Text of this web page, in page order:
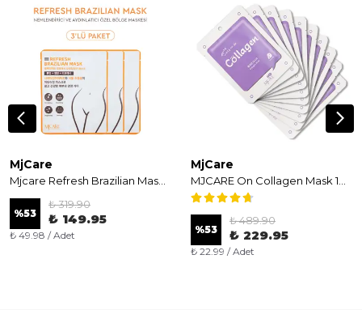
MjCare
%53
₺ 319.90
₺ 149.95
₺ 49.98 / Adet
MjCare
%53
₺ 489.90
₺ 229.95
₺ 22.99 / Adet